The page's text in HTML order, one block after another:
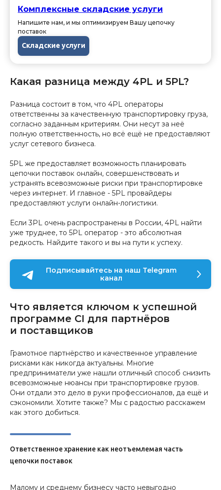
Комплексные складские услуги
Напишите нам, и мы оптимизируем Вашу цепочку
поставок
Складские услуги
Какая разница между 4PL и 5PL?
Разница состоит в том, что 4PL операторы
ответственны за качественную транспортировку груза,
согласно заданным критериям. Они несут за неё
полную ответственность, но всё ещё не предоставляют
услуг сетевого бизнеса.
5PL же предоставляет возможность планировать
цепочки поставок онлайн, совершенствовать и
устранять всевозможные риски при транспортировке
через интернет. И главное - 5PL провайдеры
предоставляют услуги онлайн-логистики.
Если 3PL очень распространены в России, 4PL найти
уже труднее, то 5PL оператор - это абсолютная
редкость. Найдите такого и вы на пути к успеху.
Подписывайтесь на наш Telegram
канал
Что является ключом к успешной
программе CI для партнёров
и поставщиков
Грамотное партнёрство и качественное управление
рисками как никогда актуальны. Многие
предприниматели уже нашли отличный способ снизить
всевозможные нюансы при транспортировке грузов.
Они отдали это дело в руки профессионалов, да ещё и
сэкономили. Хотите также? Мы с радостью расскажем
как этого добиться.
Ответственное хранение как неотъемлемая часть
цепочки поставок
Малому и среднему бизнесу часто невыгодно